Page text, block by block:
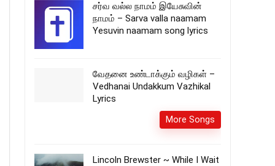
சர்வ வல்ல நாமம் இயேசுவின்
நாமம் – Sarva valla naamam
Yesuvin naamam song lyrics
வேதனை உண்டாக்கும் வழிகள் –
Vedhanai Undakkum Vazhikal
Lyrics
More Songs
Lincoln Brewster ~ While I Wait